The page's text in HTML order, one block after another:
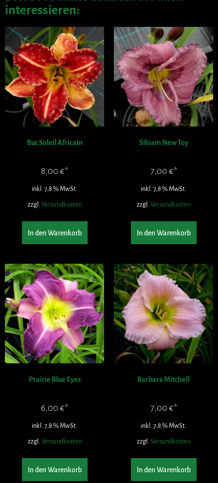
interessieren:
Buc Soleil Africain
8,00 €
inkl. 7,8 % MwSt.
zzgl.Versandkosten
In den Warenkorb
Siloam New Toy
7,00 €
inkl. 7,8 % MwSt.
zzgl.Versandkosten
In den Warenkorb
Prairie Blue Eyes
6,00 €
inkl. 7,8 % MwSt.
zzgl.Versandkosten
In den Warenkorb
Barbara Mitchell
7,00 €
inkl. 7,8 % MwSt.
zzgl.Versandkosten
In den Warenkorb